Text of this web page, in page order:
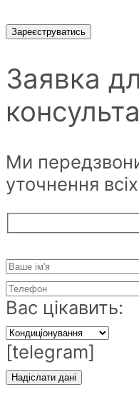
Зареєструватись
Заявка
Ми
уточнення
Вас цікавить:
[telegram]